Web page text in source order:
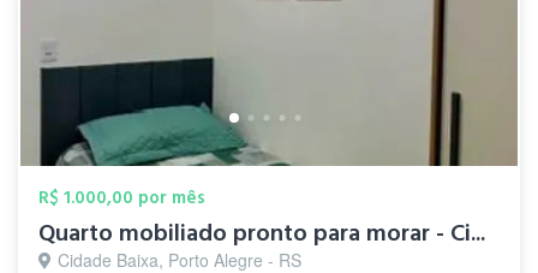
R$ 1.000,00 por mês
Quarto mobiliado pronto para morar - Ci...
Cidade Baixa, Porto Alegre - RS